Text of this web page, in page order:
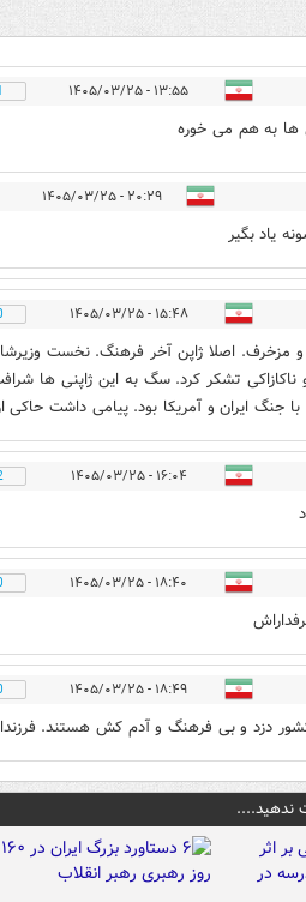
۱۳:۵۵ - ۱۴۰۵/۰۳/۲۵
ها به هم می خوره
۲۰:۲۹ - ۱۴۰۵/۰۳/۲۵
یاد بگیر
۱۵:۴۸ - ۱۴۰۵/۰۳/۲۵
اصلا ژاپن آخر فرهنگ. نخست وزیرشان
تشکر کرد. سگ به این ژاپنی ها
با جنگ ایران و آمریکا بود. پیامی داشت
۱۶:۰۴ - ۱۴۰۵/۰۳/۲۵
۱۸:۴۰ - ۱۴۰۵/۰۳/۲۵
۱۸:۴۹ - ۱۴۰۵/۰۳/۲۵
دزد و بی فرهنگ و آدم کش هستند.
ندهید....